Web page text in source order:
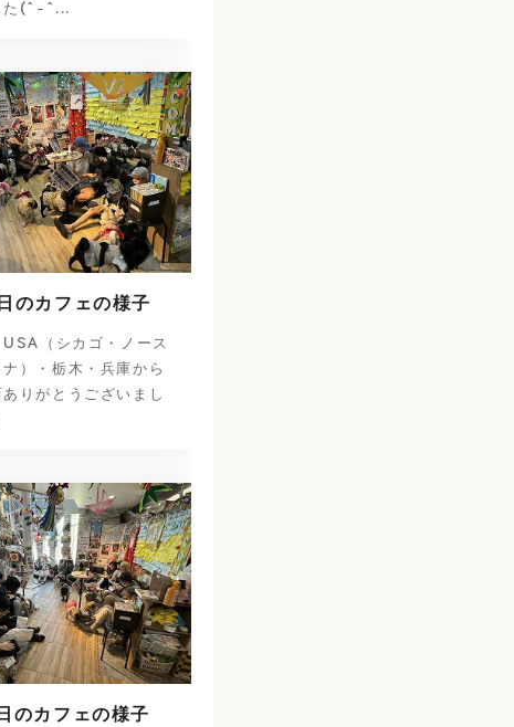
た(^-^...
のカフェの様子
USA（シカゴ・ノース
ナ）・栃木・兵庫から
りがとうございまし
のカフェの様子